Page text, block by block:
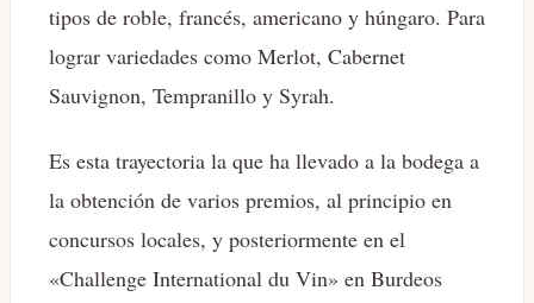
tipos de roble, francés, americano y húngaro. Para
lograr variedades como Merlot, Cabernet
Sauvignon, Tempranillo y Syrah.
Es esta trayectoria la que ha llevado a la bodega a
la obtención de varios premios, al principio en
concursos locales, y posteriormente en el
«Challenge International du Vin» en Burdeos